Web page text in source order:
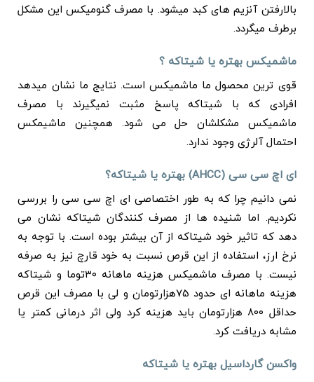
بالارفتن آنزیم های کبد میشود. با مصرف گنومیکس این مشکل
برطرف میگردد.
ماشمیکس بهتره یا شیتاکه ؟
قوی ترین محصول ما ماشمیکس است. نتایج ما نشان میدهد
افرادی که با شیتاکه پاسخ مثبت نمیگیرند با مصرف
ماشمیکس مشکلشان حل می شود. همچنین ماشیمکس
احتمال آلرژی وجود ندارد.
ای اچ سی سی (AHCC) بهتره یا شیتاکه؟
نمی دانیم چرا که به طور اختصاصی ای اچ سی سی را بررسی
نکردیم. اما شنیده ها از مصرف کنندگان شیتاکه نشان می
دهد که تاثیر خود شیتاکه از آن بیشتر بوده است. با توجه به
نرخ ارز، استفاده از این قرص نسبت به خود قارچ نیز به صرفه
نیست. با مصرف ماشمیکس هزینه ماهانه ۳۰توما و شیتاکه
هزینه ماهانه ای حدود 75هزارتومان و لی با مصرف این قرص
حداقل 800 هزارتومان باید هزینه کرد ولی اثر درمانی کمتر یا
مشابه دریافت کرد.
واکسن گارداسیل بهتره یا شیتاکه